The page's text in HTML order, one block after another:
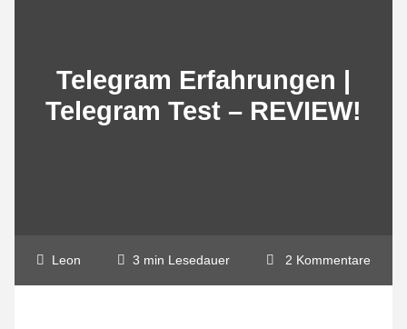
Telegram Erfahrungen |
Telegram Test – REVIEW!
Leon 3 min Lesedauer 2 Kommentare